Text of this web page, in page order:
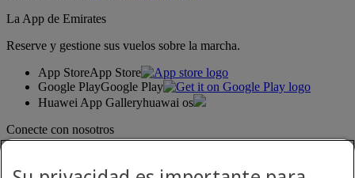
La App de Emirates
Reserve y gestione sus vuelos sobre la marcha.
App StoreApp Store
Google PlayGoogle Play
Huawei App Galleryhuawai os
Conecte con nosotros